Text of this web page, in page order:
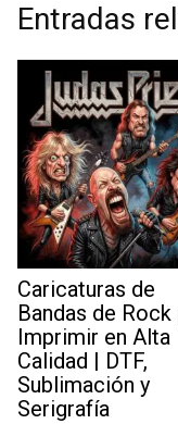
Entradas
Caricaturas de
Bandas de Rock
Imprimir en Alta
Calidad | DTF,
Sublimación y
Serigrafía